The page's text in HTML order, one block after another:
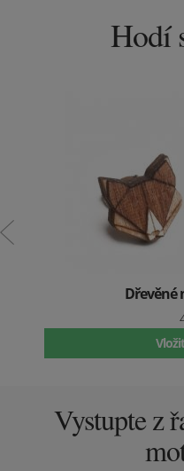
Hodí
Dřevěné
Vystupte z